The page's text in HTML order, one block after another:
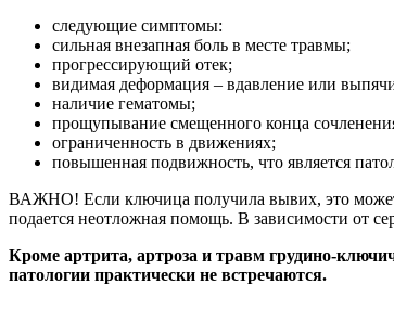
следующие симптомы:
сильная внезапная боль в месте травмы;
прогрессирующий отек;
видимая деформация – вдавление или
наличие гематомы;
прощупывание смещенного конца
ограниченность в движениях;
повышенная подвижность, что является
ВАЖНО! Если ключица получила вывих, это может
подается неотложная помощь. В зависимости от
Кроме артрита, артроза и травм грудино-
патологии практически не встречаются.